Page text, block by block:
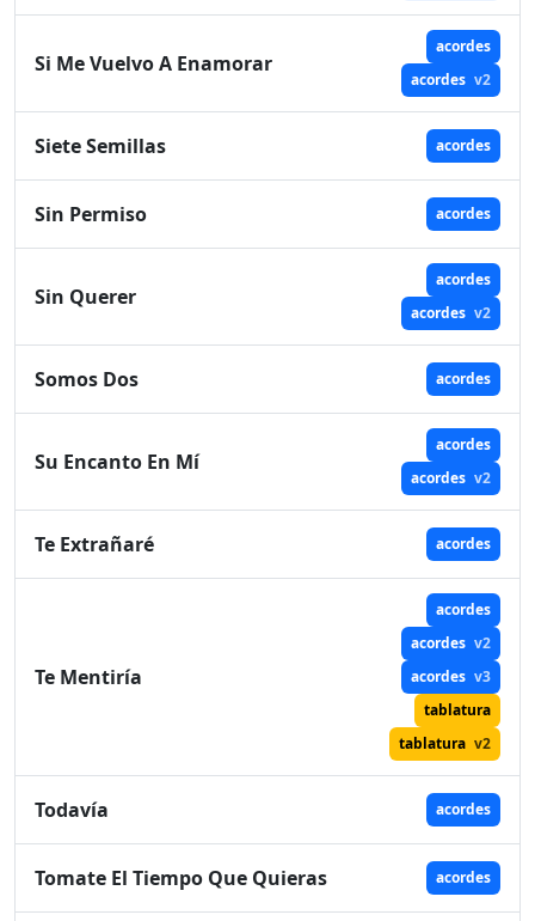
Si Me Vuelvo A Enamorar
acordes
acordes v2
Siete Semillas acordes
Sin Permiso acordes
Sin Querer
acordes
acordes v2
Somos Dos acordes
Su Encanto En Mí
acordes
acordes v2
Te Extrañaré acordes
Te Mentiría
acordes
acordes v2
acordes v3
tablatura
tablatura v2
Todavía acordes
Tomate El Tiempo Que Quieras acordes